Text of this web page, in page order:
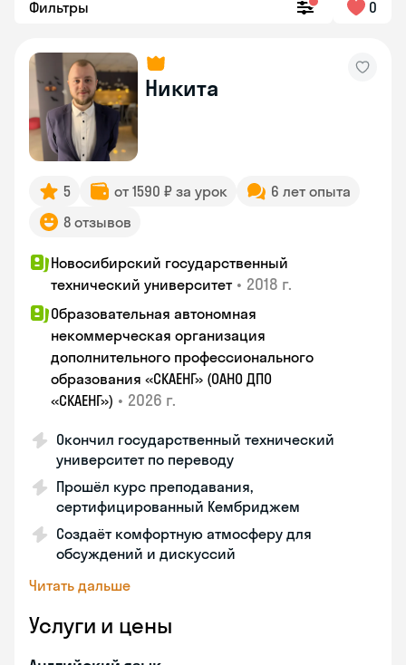
Фильтры 0
Никита
5 от 1590 ₽ за урок
6 лет опыта
8 отзывов
Новосибирский государственный
технический университет • 2018 г.
Образовательная автономная
некоммерческая организация
дополнительного профессионального
образования «СКАЕНГ» (ОАНО ДПО
«СКАЕНГ») • 2026 г.
Окончил государственный технический
университет по переводу
Прошёл курс преподавания,
сертифицированный Кембриджем
Создаёт комфортную атмосферу для
обсуждений и дискуссий
Читать дальше
Услуги и цены